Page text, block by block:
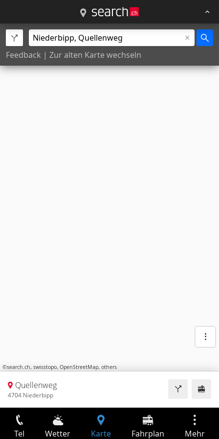
Feedback | Zur alten Karte wechseln
©search.ch, swisstopo, OpenStreetMap, others
Quellenweg
4704 Niederbipp
Tel Wetter Karte Fahrplan Mehr